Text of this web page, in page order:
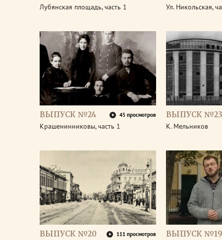
Лубянская площадь, часть 1 Ул. Никольская,
ВЫПУСК №24 45 просмотров
Крашенинниковы, часть 1
ВЫПУСК №23
К. Мельников
ВЫПУСК №20 111 просмотров ВЫПУСК №19